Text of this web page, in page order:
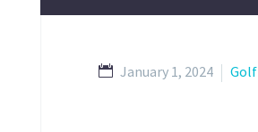
January 1, 2024 Golf